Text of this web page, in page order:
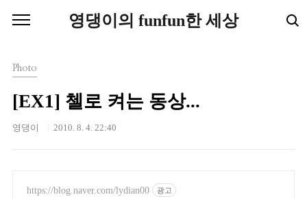
영댕이의 funfun한 세상
Photo
[EX1] 첼로 켜는 동상...
영댕이 2010. 8. 4. 22:40
https://blog.naver.com/lydian00 광고